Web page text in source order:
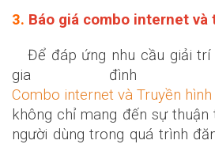
3. Báo giá combo internet và
Để đáp ứng nhu cầu giải trí
gia đình
Combo internet và Truyền hình
không chỉ mang đến sự
người dùng trong quá trình